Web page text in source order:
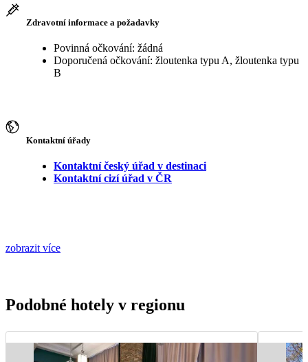
Zdravotní informace a požadavky
Povinná očkování: žádná
Doporučená očkování: žloutenka typu A, žloutenka typu
B
Kontaktní úřady
Kontaktní český úřad v destinaci
Kontaktní cizí úřad v ČR
zobrazit více
Podobné hotely v regionu